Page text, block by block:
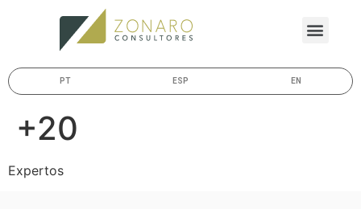
PT ESP EN
+20
Expertos